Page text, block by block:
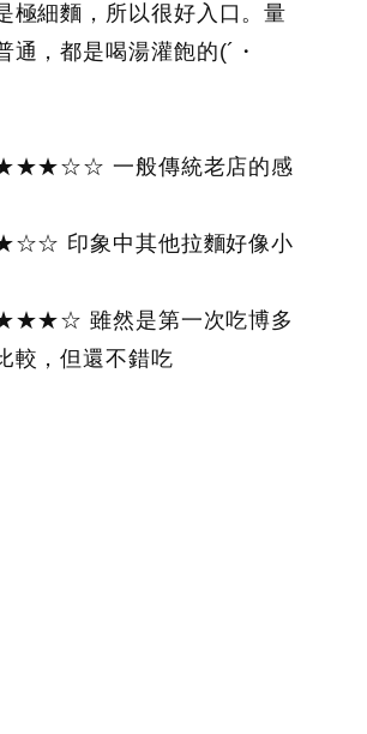
極細麵，所以很好入口。量
通，都是喝湯灌飽的(´・
★★★☆☆ 一般傳統老店的感
印象中其他拉麵好像小
雖然是第一次吃博多
較，但還不錯吃